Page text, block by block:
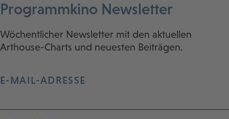
Programmkino Newsletter
Wöchentlicher Newsletter mit den aktuellen
Arthouse-Charts und neuesten Beiträgen.
E-MAIL-ADRESSE